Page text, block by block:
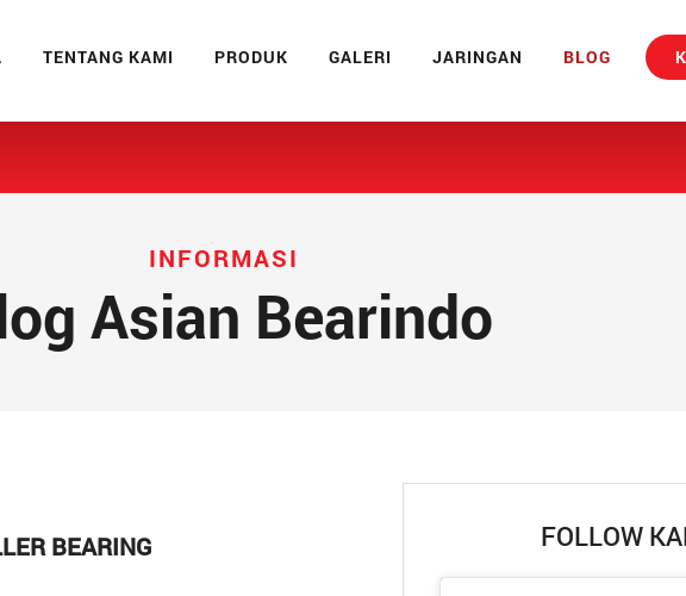
TENTANG KAMI PRODUK GALERI JARINGAN BLOG
INFORMASI
Asian Bearindo
BEARING FOLLOW